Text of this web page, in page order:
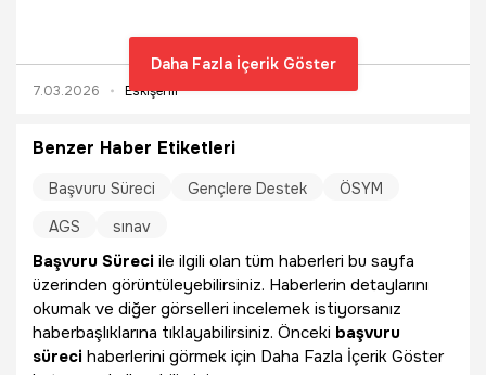
7.03.2026 Eskişehir
Daha Fazla İçerik Göster
Benzer Haber Etiketleri
Başvuru Süreci Gençlere Destek
ÖSYM
AGS
sınav
Başvuru Süreci ile ilgili olan tüm haberleri bu sayfa
üzerinden görüntüleyebilirsiniz. Haberlerin detaylarını
okumak ve diğer görselleri incelemek istiyorsanız
haberbaşlıklarına tıklayabilirsiniz. Önceki başvuru
süreci haberlerini görmek için Daha Fazla İçerik Göster